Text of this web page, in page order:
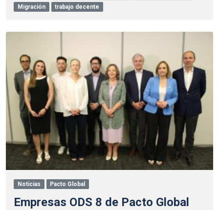
Migración
trabajo decente
Noticias Pacto Global
Empresas ODS 8 de Pacto Global